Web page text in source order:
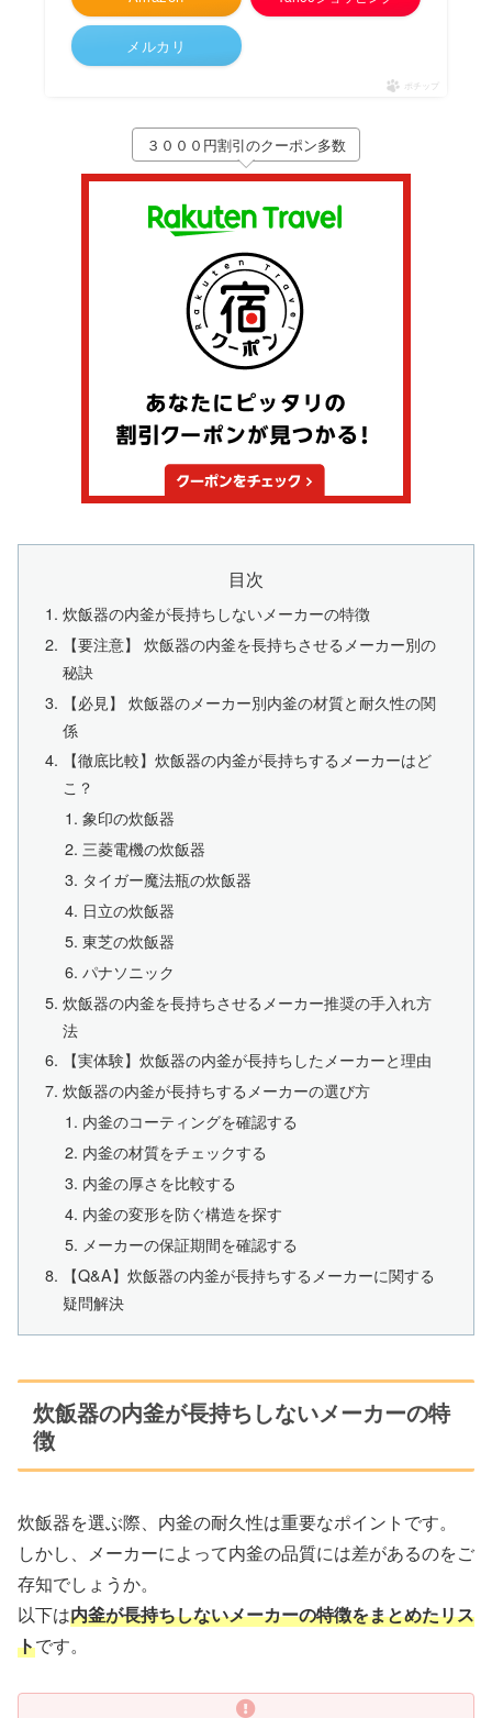
メルカリ
ポチップ
３０００円割引のクーポン多数
目次
炊飯器の内釜が長持ちしないメーカーの特徴
【要注意】 炊飯器の内釜を長持ちさせるメーカー別の
秘訣
【必見】 炊飯器のメーカー別内釜の材質と耐久性の関
係
【徹底比較】炊飯器の内釜が長持ちするメーカーはど
こ？
象印の炊飯器
三菱電機の炊飯器
タイガー魔法瓶の炊飯器
日立の炊飯器
東芝の炊飯器
パナソニック
炊飯器の内釜を長持ちさせるメーカー推奨の手入れ方
法
【実体験】炊飯器の内釜が長持ちしたメーカーと理由
炊飯器の内釜が長持ちするメーカーの選び方
内釜のコーティングを確認する
内釜の材質をチェックする
内釜の厚さを比較する
内釜の変形を防ぐ構造を探す
メーカーの保証期間を確認する
【Q&A】炊飯器の内釜が長持ちするメーカーに関する
疑問解決
炊飯器の内釜が長持ちしないメーカーの特
徴
炊飯器を選ぶ際、内釜の耐久性は重要なポイントです。
しかし、メーカーによって内釜の品質には差があるのをご
存知でしょうか。
以下は内釜が長持ちしないメーカーの特徴をまとめたリス
トです。